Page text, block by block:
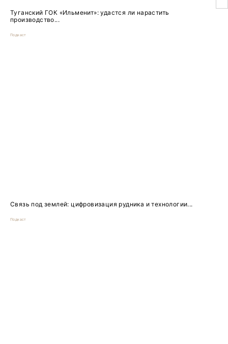
Туганский ГОК «Ильменит»: удастся ли нарастить
производство...
Подкаст
Связь под землей: цифровизация рудника и технологии...
Подкаст